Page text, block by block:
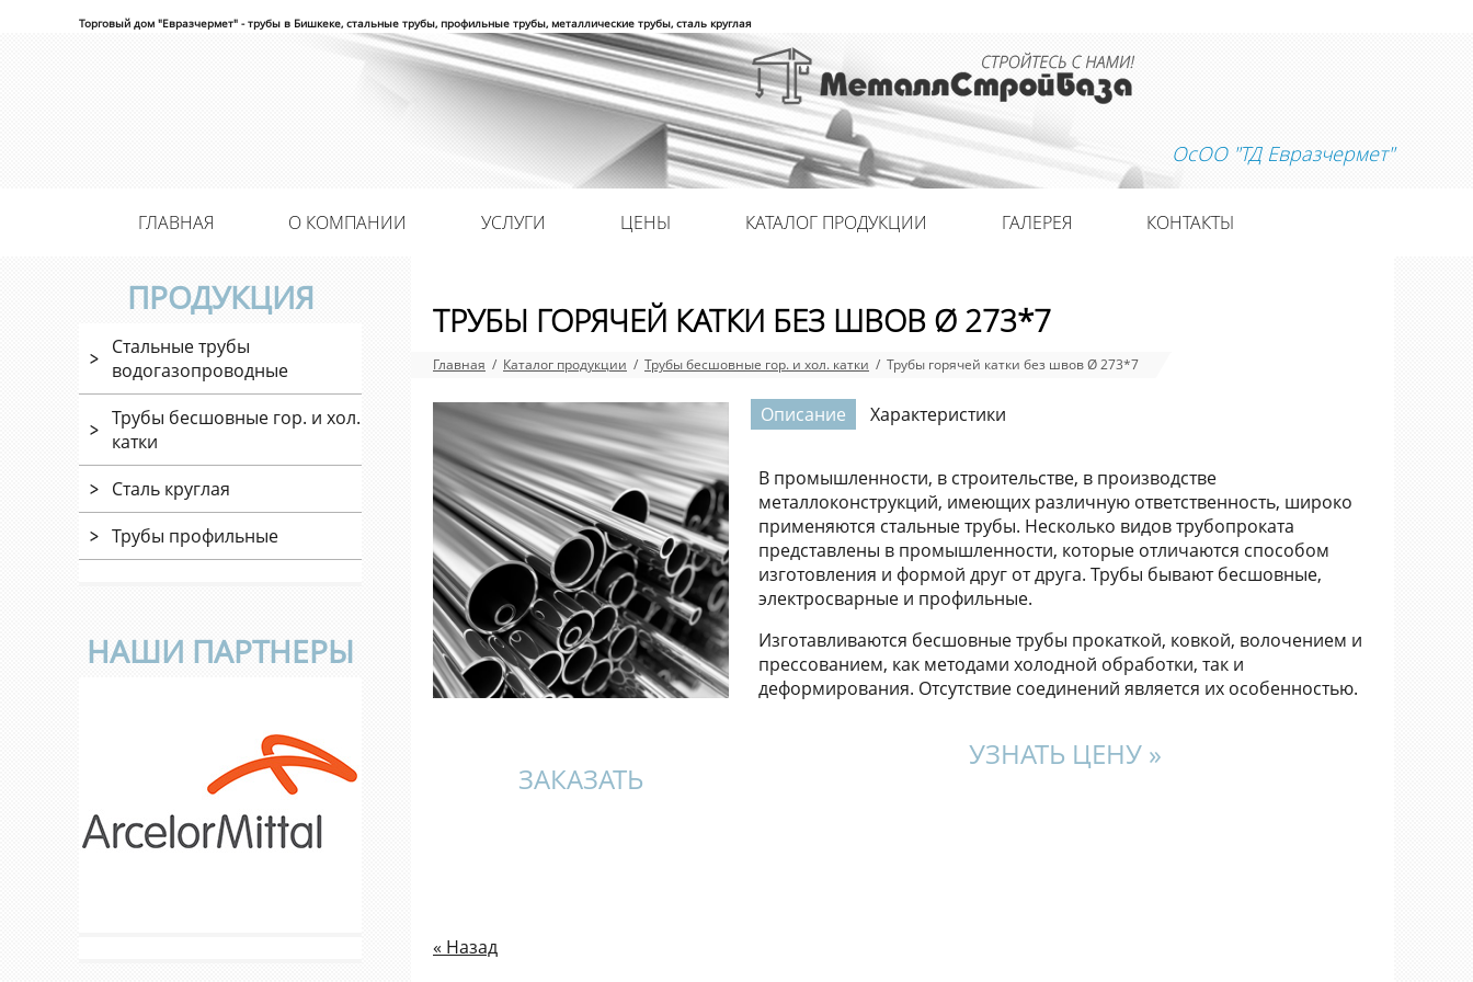
Торговый дом "Евразчермет" - трубы в Бишкеке, стальные трубы, профильные трубы, металлические трубы, сталь круглая
ОсОО "ТД Евразчермет"
ГЛАВНАЯ О КОМПАНИИ УСЛУГИ ЦЕНЫ КАТАЛОГ ПРОДУКЦИИ ГАЛЕРЕЯ КОНТАКТЫ
ПРОДУКЦИЯ
Стальные трубы
водогазопроводные
Трубы бесшовные гор. и хол.
катки
Сталь круглая
Трубы профильные
НАШИ ПАРТНЕРЫ
ТРУБЫ ГОРЯЧЕЙ КАТКИ БЕЗ ШВОВ Ø 273*7
Главная / Каталог продукции / Трубы бесшовные гор. и хол. катки / Трубы горячей катки без швов Ø 273*7
ЗАКАЗАТЬ
Описание Характеристики
В промышленности, в строительстве, в производстве
металлоконструкций, имеющих различную ответственность, широко
применяются стальные трубы. Несколько видов трубопроката
представлены в промышленности, которые отличаются способом
изготовления и формой друг от друга. Трубы бывают бесшовные,
электросварные и профильные.
Изготавливаются бесшовные трубы прокаткой, ковкой, волочением и
прессованием, как методами холодной обработки, так и
деформирования. Отсутствие соединений является их особенностью.
УЗНАТЬ ЦЕНУ »
« Назад